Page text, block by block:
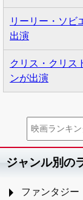
リーリー・ソビ
出演
クリス・クリス
ンが出演
ジャンル別の
ファンタジー